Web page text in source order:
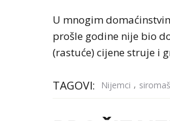
U mnogim
prošle godine nije bio
(rastuće) cijene struje i
TAGOVI: Nijemci ,